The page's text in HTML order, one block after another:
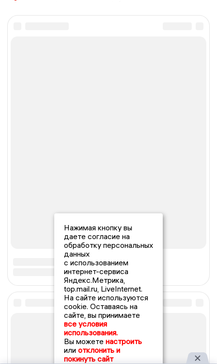
Нажимая кнопку вы
даете согласие на
обработку персональных
данных
с использованием
интернет-сервиса
Яндекс.Метрика,
top.mail.ru, LiveInternet.
На сайте используются
cookie. Оставаясь на
сайте, вы принимаете
все условия
использования.
Вы можете настроить
или отклонить и
покинуть сайт